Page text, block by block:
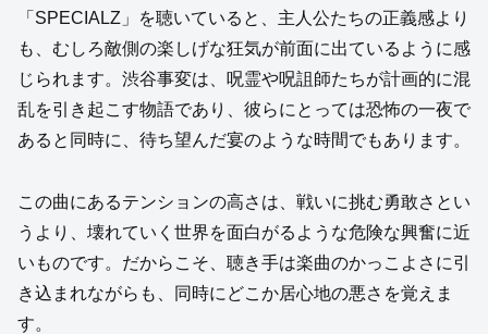
「SPECIALZ」を聴いていると、主人公たちの正義感より
も、むしろ敵側の楽しげな狂気が前面に出ているように感
じられます。渋谷事変は、呪霊や呪詛師たちが計画的に混
乱を引き起こす物語であり、彼らにとっては恐怖の一夜で
あると同時に、待ち望んだ宴のような時間でもあります。
この曲にあるテンションの高さは、戦いに挑む勇敢さとい
うより、壊れていく世界を面白がるような危険な興奮に近
いものです。だからこそ、聴き手は楽曲のかっこよさに引
き込まれながらも、同時にどこか居心地の悪さを覚えま
す。